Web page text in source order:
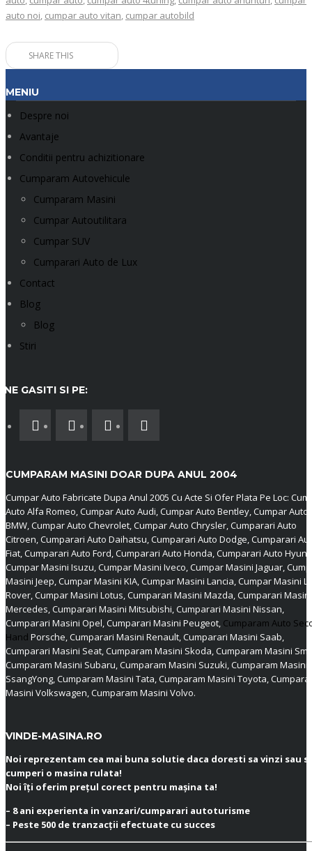
auto noi, cumpar auto vitan, cumpar autobild
SHARE THIS
MENIU
Despre noi
Avantaje
Conditii pentru achizitionare
Cumparam Autovehicule
Cumparam Masini
Cumpar Autoutilitara
Cumpar SUV
Cumparari Auto de Lux
Contact
Blog
Blog
Stiri
NE GASITI SI PE:
CUMPARAM MASINI DOAR DUPA ANUL 2004
Cumpar Auto Fabricate Dupa Anul 2005 Cu Acte Si Ofer Plata Pe Loc:
Auto Alfa Romeo, Cumpar Auto Audi, Cumpar Auto Bentley, Cumpar Auto
BMW, Cumpar Auto Chevrolet, Cumpar Auto Chrysler, Cumparari Auto
Citroen, Cumparari Auto Daihatsu, Cumparari Auto Dodge, Cumparari
Fiat, Cumparari Auto Ford, Cumparari Auto Honda, Cumparari Auto
Cumpar Masini Isuzu, Cumpar Masini Iveco, Cumpar Masini Jaguar,
Masini Jeep, Cumpar Masini KIA, Cumpar Masini Lancia, Cumpar Masini
Rover, Cumpar Masini Lotus, Cumparari Masini Mazda, Cumparari Masini
Mercedes, Cumparari Masini Mitsubishi, Cumparari Masini Nissan,
Cumparari Masini Opel, Cumparari Masini Peugeot, Cumparam Auto
Hand Porsche, Cumparari Masini Renault, Cumparari Masini Saab,
Cumparari Masini Seat, Cumparam Masini Skoda, Cumparam Masini
Cumparam Masini Subaru, Cumparam Masini Suzuki, Cumparam Masini
SsangYong, Cumparam Masini Tata, Cumparam Masini Toyota,
Masini Volkswagen, Cumparam Masini Volvo.
VINDE-MASINA.RO
Noi reprezentam cea mai buna solutie daca doresti sa vinzi sau
cumperi o masina rulata!
Noi îți oferim prețul corect pentru mașina ta!
– 8 ani experienta in vanzari/cumparari autoturisme
– Peste 500 de tranzacții efectuate cu succes